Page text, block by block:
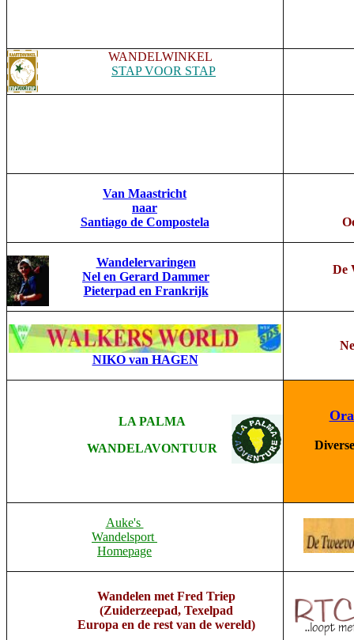
WANDELWINKEL
STAP VOOR STAP
Van Maastricht
naar
Santiago de Compostela
Wandelervaringen
Nel en Gerard Dammer
Pieterpad en Frankrijk
De
NIKO van HAGEN
LA PALMA
WANDELAVONTUUR
Auke's
Wandelsport
Homepage
Wandelen met Fred Triep
(Zuiderzeepad, Texelpad
Europa en de rest van de wereld)